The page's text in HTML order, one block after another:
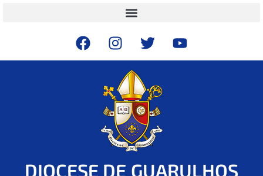
DIOCESE DE GUARULHOS